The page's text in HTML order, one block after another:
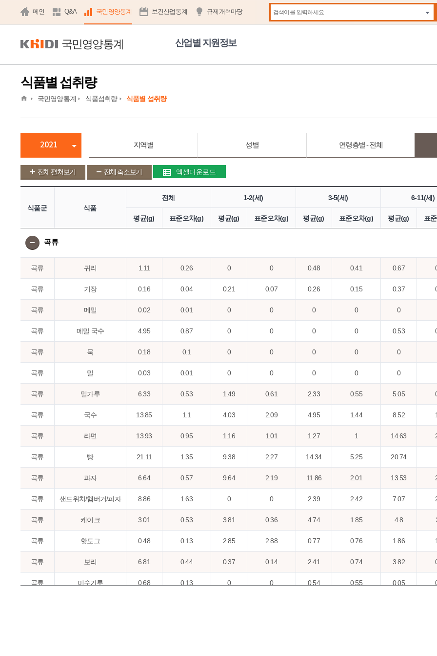
메인 Q&A 국민영양통계 보건산업통계 규제개혁마당
자동
국민영양통계 산업별 지원정보
식품별 섭취량
home국민영양통계 식품섭취량 식품별 섭취량
2021 지역별 성별 연령층별 - 전체
전체 펼쳐보기 전체 축소보기 엑셀다운로드
식품군 식품
전체 1-2(세) 3-5(세) 6-11(세)
평균(g) 표준오차(g) 평균(g) 표준오차(g) 평균(g) 표준오차(g) 평균(g) 표
곡류
곡류 귀리 1.11 0.26 0 0 0.48 0.41 0.67
곡류 기장 0.16 0.04 0.21 0.07 0.26 0.15 0.37
곡류 메밀 0.02 0.01 0 0 0 0 0
곡류 메밀 국수 4.95 0.87 0 0 0 0 0.53
곡류 묵 0.18 0.1 0 0 0 0 0
곡류 밀 0.03 0.01 0 0 0 0 0
곡류 밀가루 6.33 0.53 1.49 0.61 2.33 0.55 5.05
곡류 국수 13.85 1.1 4.03 2.09 4.95 1.44 8.52
곡류 라면 13.93 0.95 1.16 1.01 1.27 1 14.63
곡류 빵 21.11 1.35 9.38 2.27 14.34 5.25 20.74
곡류 과자 6.64 0.57 9.64 2.19 11.86 2.01 13.53
곡류 샌드위치/햄버거/피자 8.86 1.63 0 0 2.39 2.42 7.07
곡류 케이크 3.01 0.53 3.81 0.36 4.74 1.85 4.8
곡류 핫도그 0.48 0.13 2.85 2.88 0.77 0.76 1.86
곡류 보리 6.81 0.44 0.37 0.14 2.41 0.74 3.82
곡류 미숫가루 0.68 0.13 0 0 0.54 0.55 0.05